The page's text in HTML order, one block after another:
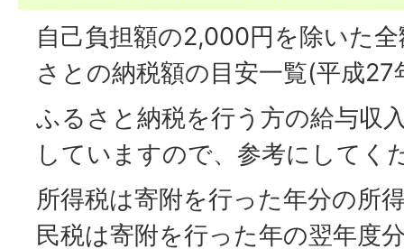
自己負担額の2,000円を除いた
さとの納税額の目安一覧(平成27
ふるさと納税を行う方の給与収
していますので、参考にしてく
所得税は寄附を行った年分の所
民税は寄附を行った年の翌年度